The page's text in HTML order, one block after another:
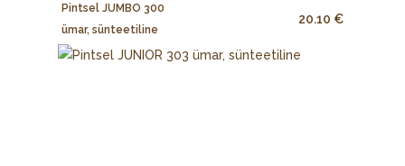
Pintsel JUMBO 300
ümar, sünteetiline
20.10 €